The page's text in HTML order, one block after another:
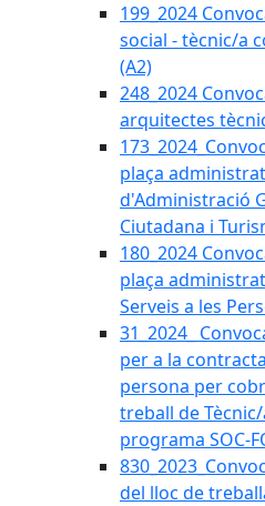
199_2024
social - tècnic/a
(A2)
248_2024
arquitectes
plaça
d'Administració
Ciutadana i
180_2024
plaça
Serveis a les
31_2024_
per a la
persona per
treball de
programa SOC-
del lloc de